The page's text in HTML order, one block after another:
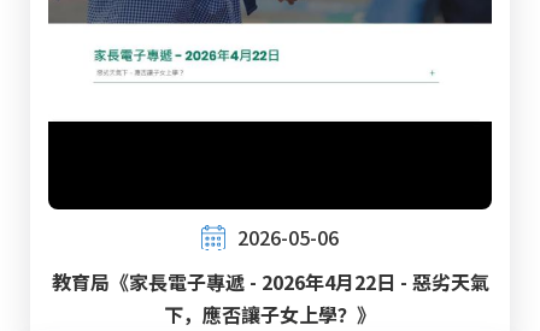
2026-05-06
教育局《家長電子專遞 - 2026年4月22日 - 惡劣天氣
下，應否讓子女上學？》